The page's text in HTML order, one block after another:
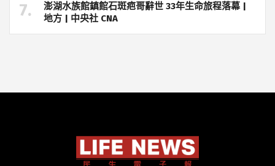
澎湖水族館鎮館石斑疤哥辭世 33年生命旅程落幕 |
地方 | 中央社 CNA